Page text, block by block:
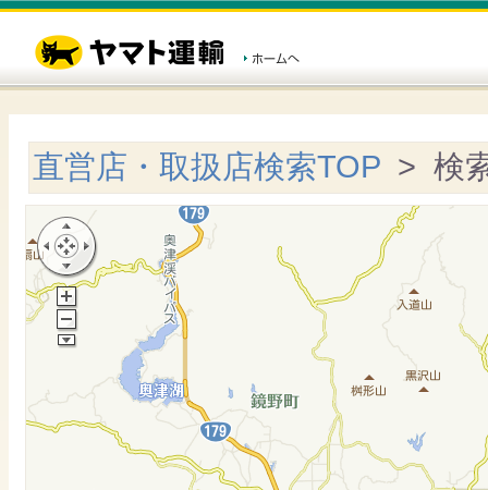
直営店・取扱店検索TOP > 検